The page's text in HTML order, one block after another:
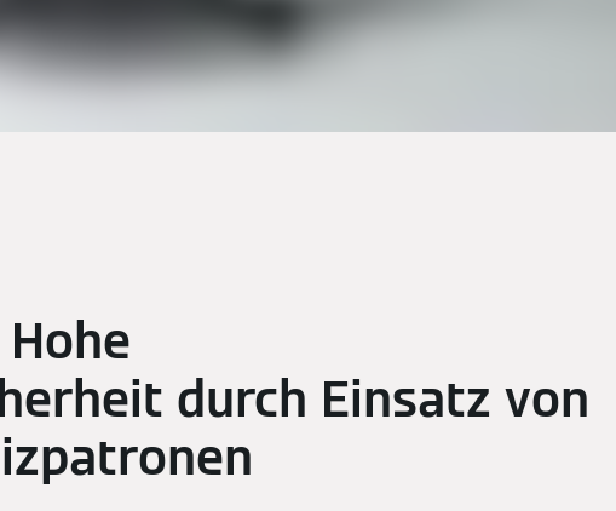
durch Einsatz von